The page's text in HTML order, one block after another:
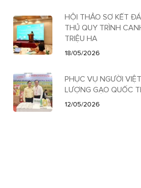
HỘI THẢO SƠ KẾT
THỦ QUY TRÌNH
TRIỆU HA
18/05/2026
PHỤC VỤ NGƯỜI
LƯỢNG GẠO QUỐC
12/05/2026